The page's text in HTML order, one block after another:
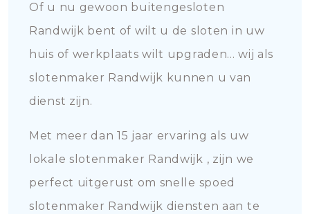
Of u nu gewoon buitengesloten
Randwijk bent of wilt u de sloten in uw
huis of werkplaats wilt upgraden... wij als
slotenmaker Randwijk kunnen u van
dienst zijn.
Met meer dan 15 jaar ervaring als uw
lokale slotenmaker Randwijk , zijn we
perfect uitgerust om snelle spoed
slotenmaker Randwijk diensten aan te